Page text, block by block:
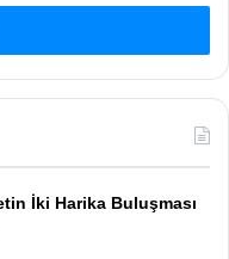
İki Harika Buluşması